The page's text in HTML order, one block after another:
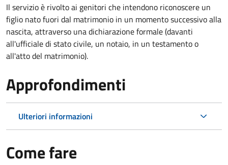
Il servizio è rivolto ai genitori che intendono riconoscere un
figlio nato fuori dal matrimonio in un momento successivo alla
nascita, attraverso una dichiarazione formale (davanti
all'ufficiale di stato civile, un notaio, in un testamento o
all'atto del matrimonio).
Approfondimenti
Ulteriori informazioni
Come fare